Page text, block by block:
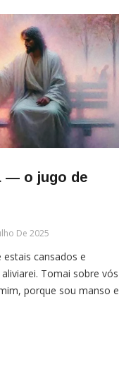
— o jugo de
De 2025
estais cansados e
Tomai sobre vós
porque sou manso e